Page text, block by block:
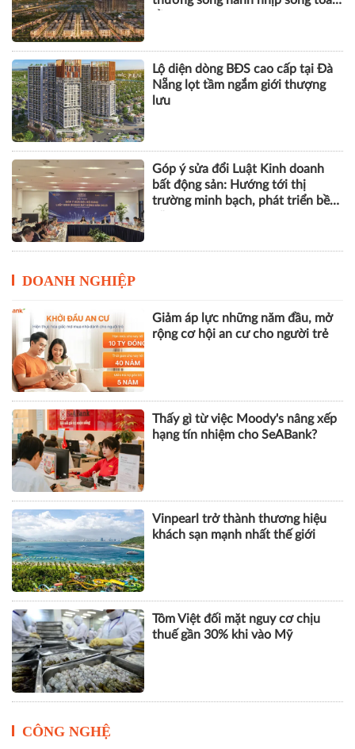
Lộ diện dòng BĐS cao cấp tại Đà
Nẵng lọt tầm ngắm giới thượng
lưu
Góp ý sửa đổi Luật Kinh doanh
bất động sản: Hướng tới thị
trường minh bạch, phát triển bền
DOANH NGHIỆP
Giảm áp lực những năm đầu, mở
rộng cơ hội an cư cho người trẻ
Thấy gì từ việc Moody's nâng xếp
hạng tín nhiệm cho SeABank?
Vinpearl trở thành thương hiệu
khách sạn mạnh nhất thế giới
Tôm Việt đối mặt nguy cơ chịu
thuế gần 30% khi vào Mỹ
CÔNG NGHỆ